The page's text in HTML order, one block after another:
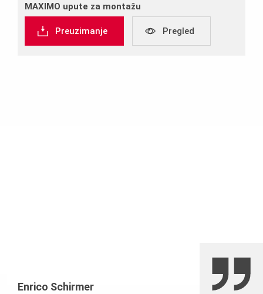
MAXIMO upute za montažu
Preuzimanje Pregled
Enrico Schirmer